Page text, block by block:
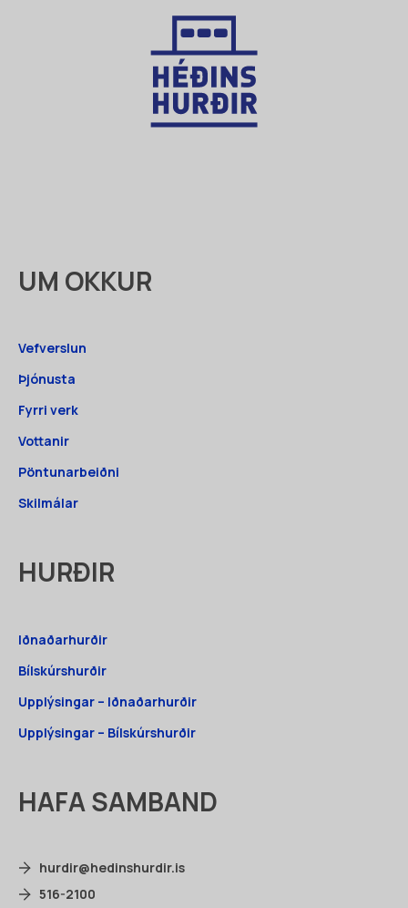
UM OKKUR
Vefverslun
Þjónusta
Fyrri verk
Vottanir
Pöntunarbeiðni
Skilmálar
HURÐIR
Iðnaðarhurðir
Bílskúrshurðir
Upplýsingar – Iðnaðarhurðir
Upplýsingar – Bílskúrshurðir
HAFA SAMBAND
hurdir@hedinshurdir.is
516-2100